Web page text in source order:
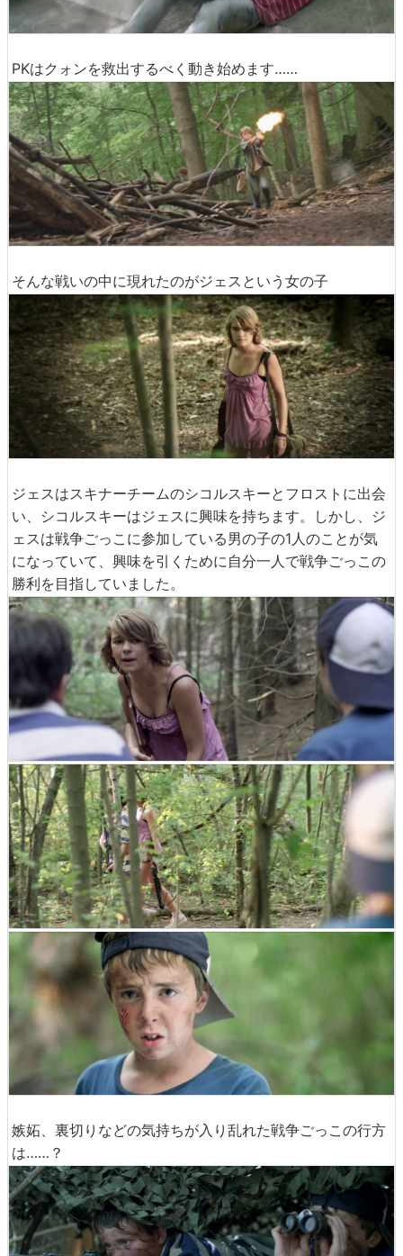
PKはクォンを救出するべく動き始めます……
そんな戦いの中に現れたのがジェスという女の子
ジェスはスキナーチームのシコルスキーとフロストに出会
い、シコルスキーはジェスに興味を持ちます。しかし、ジ
ェスは戦争ごっこに参加している男の子の1人のことが気
になっていて、興味を引くために自分一人で戦争ごっこの
勝利を目指していました。
嫉妬、裏切りなどの気持ちが入り乱れた戦争ごっこの行方
は……？